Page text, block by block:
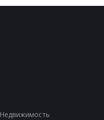
Недвижимость